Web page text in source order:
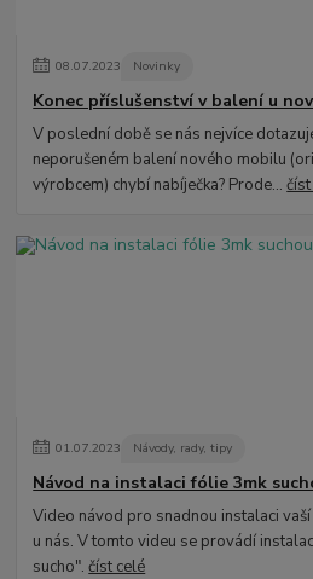
08.07.2023 Novinky
Konec příslušenství v balení u
V poslední době se nás nejvíce
neporušeném balení nového mobilu
výrobcem) chybí nabíječka? Prode...
01.07.2023 Návody, rady, tipy
Návod na instalaci fólie 3mk
Video návod pro snadnou instalaci
u nás. V tomto videu se provádí
sucho".číst celé